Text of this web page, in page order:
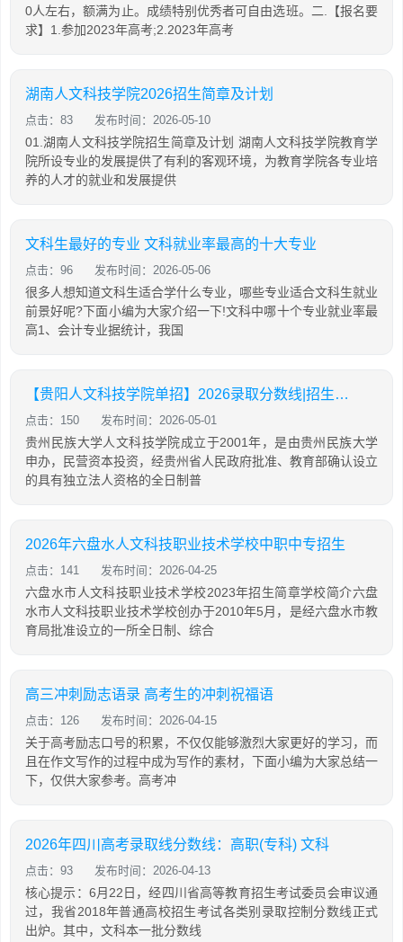
0人左右，额满为止。成绩特别优秀者可自由选班。二.【报名要
求】1.参加2023年高考;2.2023年高考
湖南人文科技学院2026招生简章及计划
点击：83 发布时间：2026-05-10
01.湖南人文科技学院招生简章及计划 湖南人文科技学院教育学
院所设专业的发展提供了有利的客观环境，为教育学院各专业培
养的人才的就业和发展提供
文科生最好的专业 文科就业率最高的十大专业
点击：96 发布时间：2026-05-06
很多人想知道文科生适合学什么专业，哪些专业适合文科生就业
前景好呢?下面小编为大家介绍一下!文科中哪十个专业就业率最
高1、会计专业据统计，我国
【贵阳人文科技学院单招】2026录取分数线|招生专业录取计划查询
点击：150 发布时间：2026-05-01
贵州民族大学人文科技学院成立于2001年，是由贵州民族大学
申办，民营资本投资，经贵州省人民政府批准、教育部确认设立
的具有独立法人资格的全日制普
2026年六盘水人文科技职业技术学校中职中专招生
点击：141 发布时间：2026-04-25
六盘水市人文科技职业技术学校2023年招生简章学校简介六盘
水市人文科技职业技术学校创办于2010年5月，是经六盘水市教
育局批准设立的一所全日制、综合
高三冲刺励志语录 高考生的冲刺祝福语
点击：126 发布时间：2026-04-15
关于高考励志口号的积累，不仅仅能够激烈大家更好的学习，而
且在作文写作的过程中成为写作的素材，下面小编为大家总结一
下，仅供大家参考。高考冲
2026年四川高考录取线分数线：高职(专科) 文科
点击：93 发布时间：2026-04-13
核心提示：6月22日，经四川省高等教育招生考试委员会审议通
过，我省2018年普通高校招生考试各类别录取控制分数线正式
出炉。其中，文科本一批分数线